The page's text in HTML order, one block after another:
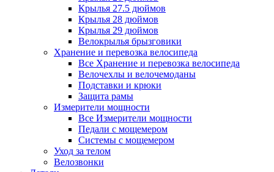
Крылья 27.5 дюймов
Крылья 28 дюймов
Крылья 29 дюймов
Велокрылья брызговики
Хранение и перевозка велосипеда
Все Хранение и перевозка велосипеда
Велочехлы и велочемоданы
Подставки и крюки
Защита рамы
Измерители мощности
Все Измерители мощности
Педали с мощемером
Системы с мощемером
Уход за телом
Велозвонки